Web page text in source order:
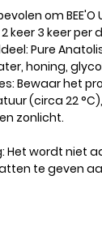
om
keer 3 keer per
Pure
honing,
Bewaar het
(circa 22
zonlicht.
Het wordt niet
te geven